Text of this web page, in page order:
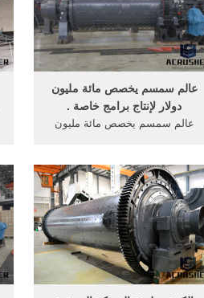
عالم سمسم يخصص مائة مليون
دولار لإنتاج برامج خاصة .
عالم سمسم يخصص مائة مليون